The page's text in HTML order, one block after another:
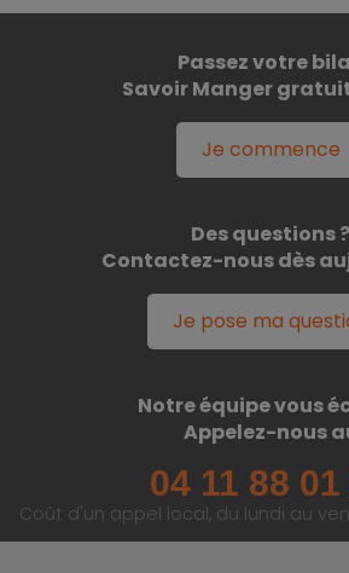
Passez votre
Savoir Manger
Je commence
Des questions ?
Contactez-nous dès
Je pose ma
Notre équipe vous
Appelez-nous
04 11 88 01
Coût d'un appel local, du lundi au